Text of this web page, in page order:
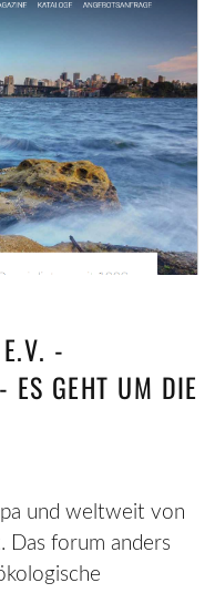
-
ES GEHT UM DIE
und weltweit von
Das forum anders